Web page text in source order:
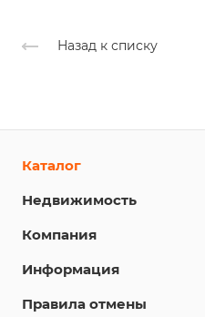
Назад к списку
Каталог
Недвижимость
Компания
Информация
Правила отмены